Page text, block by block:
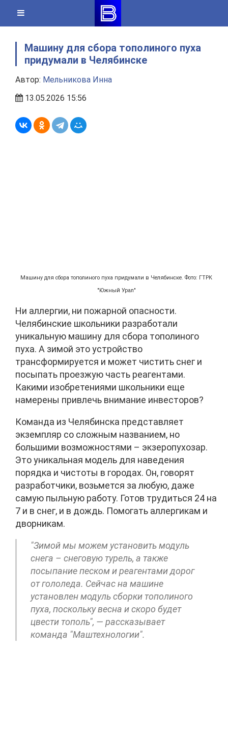
content
Машину для сбора тополиного пуха
придумали в Челябинске
Автор: Мельникова Инна
13.05.2026 15:56
Машину для сбора тополиного пуха придумали в Челябинске. Фото: ГТРК
"Южный Урал"
Ни аллергии, ни пожарной опасности.
Челябинские школьники разработали
уникальную машину для сбора тополиного
пуха. А зимой это устройство
трансформируется и может чистить снег и
посыпать проезжую часть реагентами.
Какими изобретениями школьники еще
намерены привлечь внимание инвесторов?
Команда из Челябинска представляет
экземпляр со сложным названием, но
большими возможностями – экзеропухозар.
Это уникальная модель для наведения
порядка и чистоты в городах. Он, говорят
разработчики, возьмется за любую, даже
самую пыльную работу. Готов трудиться 24 на
7 и в снег, и в дождь. Помогать аллергикам и
дворникам.
"Зимой мы можем установить модуль
снега – снеговую турель, а также
посыпание песком и реагентами дорог
от гололеда. Сейчас на машине
установлен модуль сборки тополиного
пуха, поскольку весна и скоро будет
цвести тополь", — рассказывает
команда "Маштехнологии".